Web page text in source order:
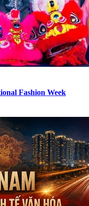
Fashion Week